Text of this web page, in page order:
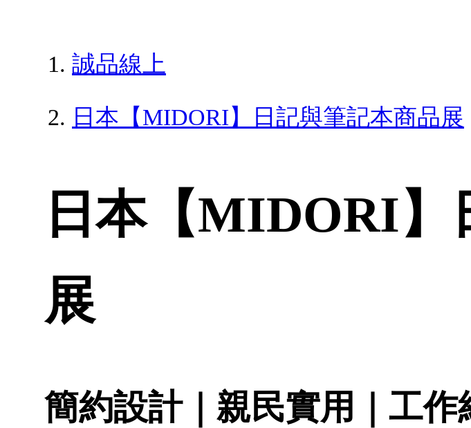
誠品線上
日本【MIDORI】日記與筆記本商品展
日本【MIDORI】
展
簡約設計｜親民實用｜工作